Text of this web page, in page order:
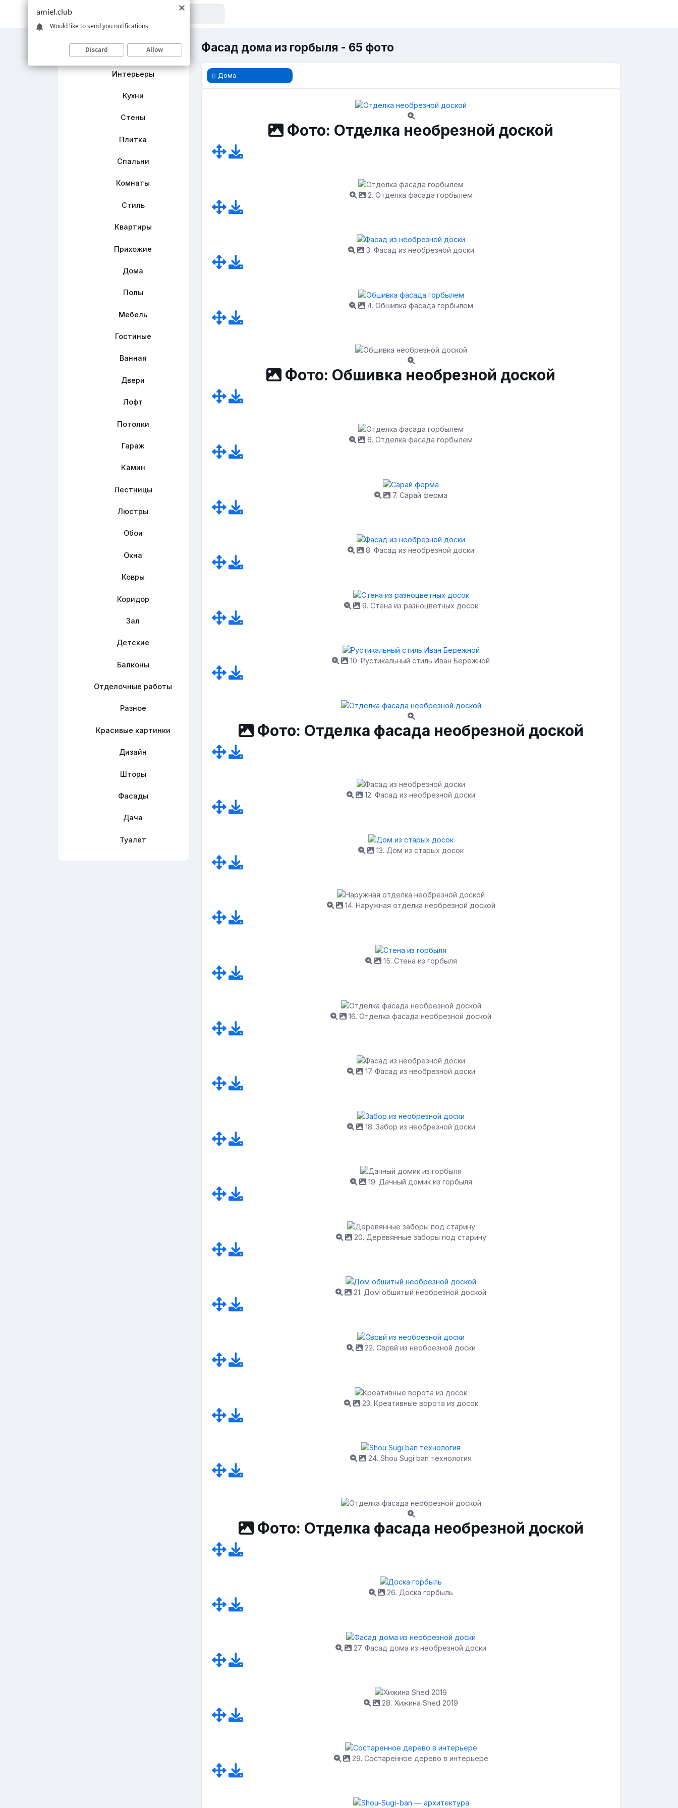
Главная
Интерьеры
Кухни
Стены
Плитка
Спальни
Комнаты
Стиль
Квартиры
Прихожие
Дома
Полы
Мебель
Гостиные
Ванная
Двери
Лофт
Потолки
Гараж
Камин
Лестницы
Люстры
Обои
Окна
Ковры
Коридор
Зал
Детские
Балконы
Отделочные работы
Разное
Красивые картинки
Дизайн
Шторы
Фасады
Дача
Туалет
Фасад дома из горбыля - 65 фото
Дома
Фото: Отделка необрезной доской
2. Отделка фасада горбылем
3. Фасад из необрезной доски
4. Обшивка фасада горбылем
Фото: Обшивка необрезной доской
6. Отделка фасада горбылем
7. Сарай ферма
8. Фасад из необрезной доски
9. Стена из разноцветных досок
10. Рустикальный стиль Иван Бережной
Фото: Отделка фасада необрезной доской
12. Фасад из необрезной доски
13. Дом из старых досок
14. Наружная отделка необрезной доской
15. Стена из горбыля
16. Отделка фасада необрезной доской
17. Фасад из необрезной доски
18. Забор из необрезной доски
19. Дачный домик из горбыля
20. Деревянные заборы под старину
21. Дом обшитый необрезной доской
22. Сврвй из необоезной доски
23. Креативные ворота из досок
24. Shou Sugi ban технология
Фото: Отделка фасада необрезной доской
26. Доска горбыль
27. Фасад дома из необрезной доски
28. Хижина Shed 2019
29. Состаренное дерево в интерьере
amiel.club
Would like to send you notifications
Discard Allow